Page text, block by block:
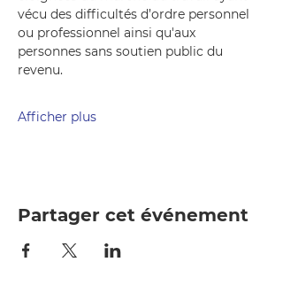
vécu des difficultés d’ordre personnel
ou professionnel ainsi qu'aux
personnes sans soutien public du
revenu.
Afficher plus
Partager cet événement